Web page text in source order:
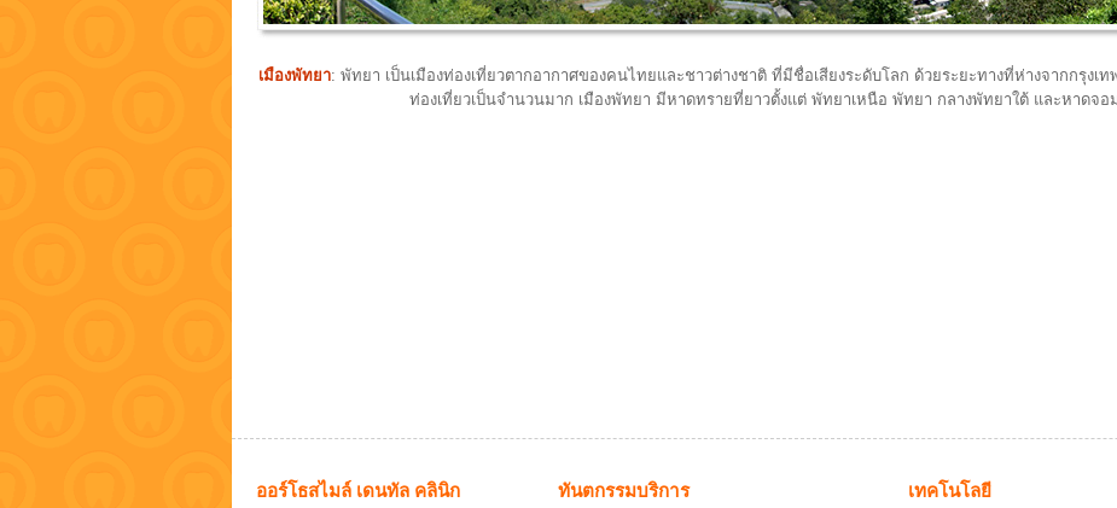
เมืองพัทยา: พัทยา เป็นเมืองท่องเที่ยวตากอากาศของคนไทยและชาวต่างชาติ ที่มีชื่อเสียงระดับโลก ด้วยระยะทางที่ห่างจากกรุงเ
ท่องเที่ยวเป็นจำนวนมาก เมืองพัทยา มีหาดทรายที่ยาวตั้งแต่ พัทยาเหนือ พัทยา กลางพัทยาใต้ และหาดจอ
ออร์โธสไมล์ เดนทัล คลินิก ทันตกรรมบริการ เทคโนโลยี